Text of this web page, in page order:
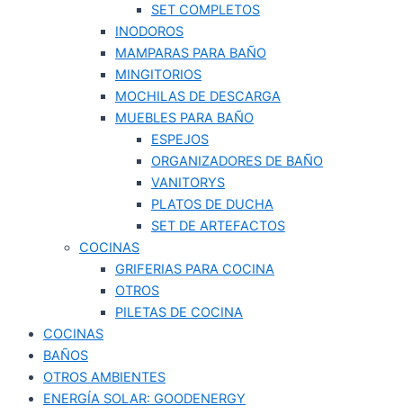
SET COMPLETOS
INODOROS
MAMPARAS PARA BAÑO
MINGITORIOS
MOCHILAS DE DESCARGA
MUEBLES PARA BAÑO
ESPEJOS
ORGANIZADORES DE BAÑO
VANITORYS
PLATOS DE DUCHA
SET DE ARTEFACTOS
COCINAS
GRIFERIAS PARA COCINA
OTROS
PILETAS DE COCINA
COCINAS
BAÑOS
OTROS AMBIENTES
ENERGÍA SOLAR: GOODENERGY